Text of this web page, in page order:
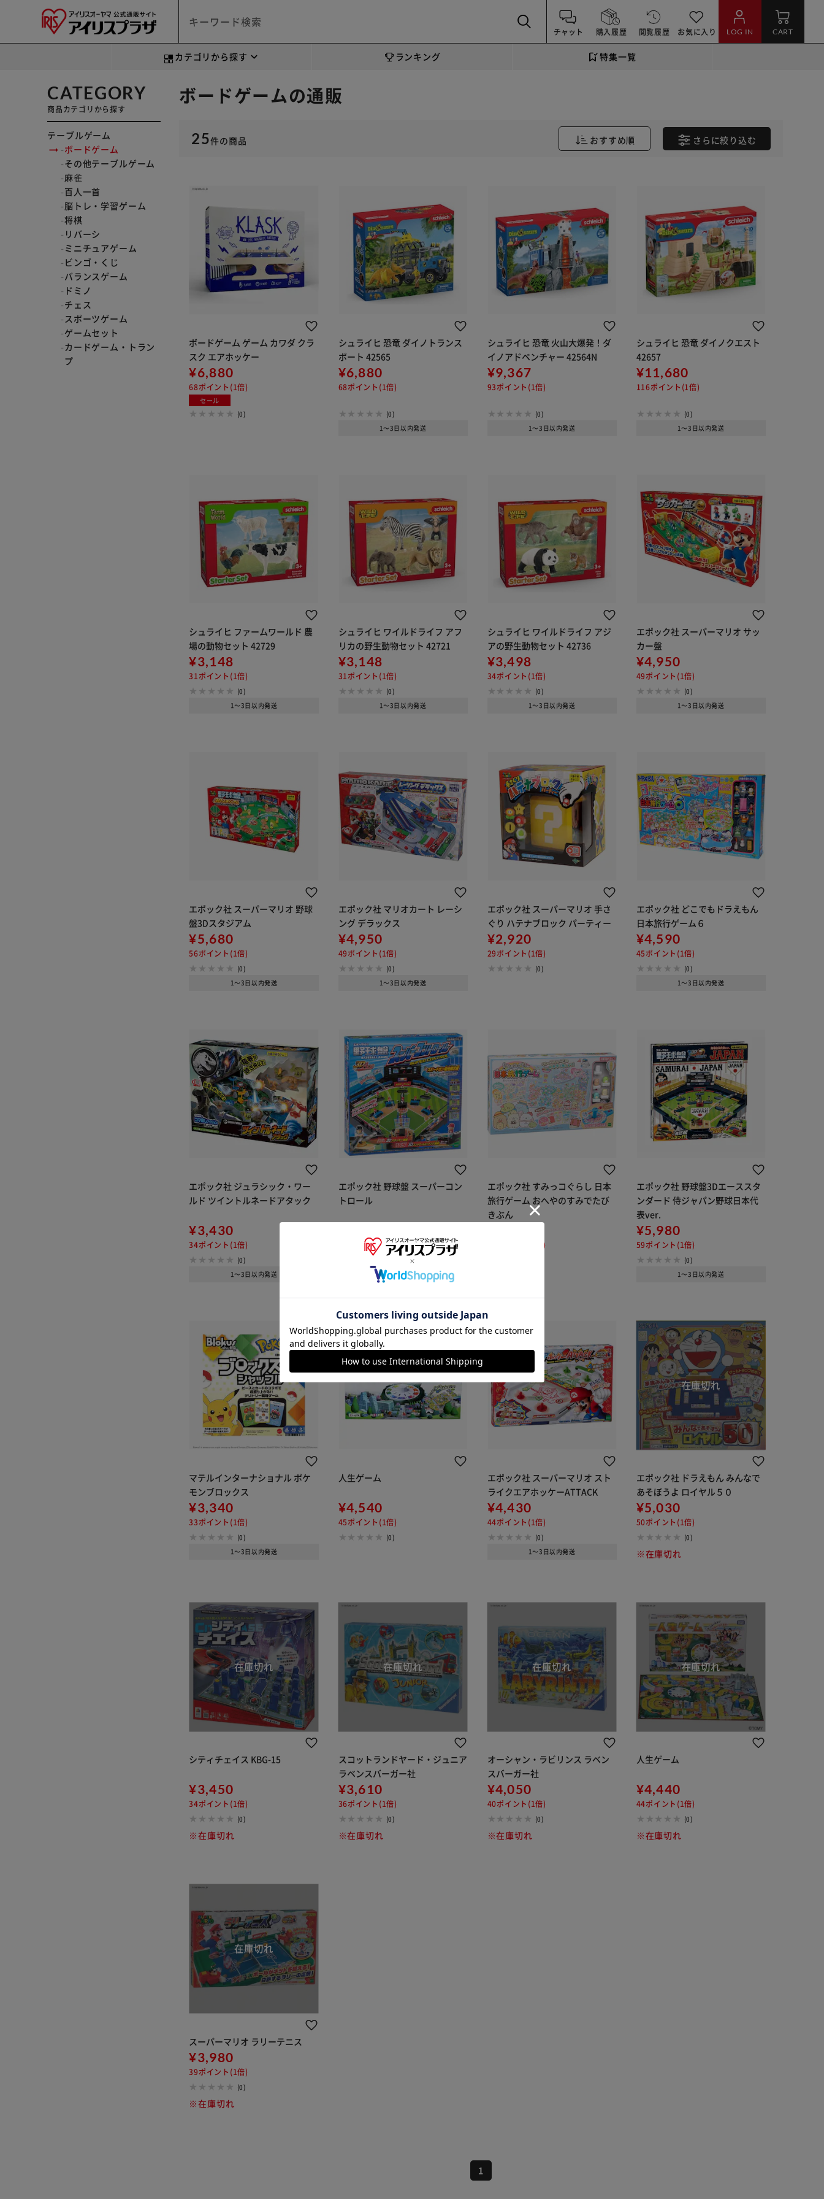
チャット 購入履歴 閲覧履歴 お気に入り LOG IN CART
カテゴリから探す ランキング 特集一覧
CATEGORY
商品カテゴリから探す
テーブルゲーム
ボードゲーム
その他テーブルゲーム
麻雀
百人一首
脳トレ・学習ゲーム
将棋
リバーシ
ミニチュアゲーム
ビンゴ・くじ
バランスゲーム
ドミノ
チェス
スポーツゲーム
ゲームセット
カードゲーム・トラン
プ
ボードゲームの通販
25件の商品 おすすめ順 さらに絞り込む
ボードゲーム ゲーム カワダ クラ
スク エアホッケー
¥6,880
68ポイント(1倍)
セール
(0)
シュライヒ 恐竜 ダイノトランス
ポート 42565
¥6,880
68ポイント(1倍)
(0)
1～3日以内発送
シュライヒ 恐竜 火山大爆発！ダ
イノアドベンチャー 42564N
¥9,367
93ポイント(1倍)
(0)
1～3日以内発送
シュライヒ 恐竜 ダイノクエスト
42657
¥11,680
116ポイント(1倍)
(0)
1～3日以内発送
シュライヒ ファームワールド 農
場の動物セット 42729
¥3,148
31ポイント(1倍)
(0)
1～3日以内発送
シュライヒ ワイルドライフ アフ
リカの野生動物セット 42721
¥3,148
31ポイント(1倍)
(0)
1～3日以内発送
シュライヒ ワイルドライフ アジ
アの野生動物セット 42736
¥3,498
34ポイント(1倍)
(0)
1～3日以内発送
エポック社 スーパーマリオ サッ
カー盤
¥4,950
49ポイント(1倍)
(0)
1～3日以内発送
エポック社 スーパーマリオ 野球
盤3Dスタジアム
¥5,680
56ポイント(1倍)
(0)
1～3日以内発送
エポック社 マリオカート レーシ
ング デラックス
¥4,950
49ポイント(1倍)
(0)
1～3日以内発送
エポック社 スーパーマリオ 手さ
ぐり ハテナブロック パーティー
¥2,920
29ポイント(1倍)
(0)
エポック社 どこでもドラえもん
日本旅行ゲーム６
¥4,590
45ポイント(1倍)
(0)
1～3日以内発送
エポック社 ジュラシック・ワー
ルド ツイントルネードアタック
¥3,430
34ポイント(1倍)
(0)
1～3日以内発送
エポック社 野球盤 スーパーコン
トロール
80ポイント(1倍)
1～3日以内発送
エポック社 すみっコぐらし 日本
旅行ゲーム おへやのすみでたび
きぶん
42ポイント(1倍)
エポック社 野球盤3Dエーススタ
ンダード 侍ジャパン野球日本代
表ver.
¥5,980
59ポイント(1倍)
(0)
1～3日以内発送
マテルインターナショナル ポケ
モンブロックス
¥3,340
33ポイント(1倍)
(0)
1～3日以内発送
人生ゲーム
¥4,540
45ポイント(1倍)
(0)
エポック社 スーパーマリオ スト
ライクエアホッケーATTACK
¥4,430
44ポイント(1倍)
(0)
1～3日以内発送
エポック社 ドラえもん みんなで
あそぼうよ ロイヤル５０
¥5,030
50ポイント(1倍)
(0)
※在庫切れ
シティチェイス KBG-15
¥3,450
34ポイント(1倍)
(0)
※在庫切れ
スコットランドヤード・ジュニア
ラベンスバーガー社
¥3,610
36ポイント(1倍)
(0)
※在庫切れ
オーシャン・ラビリンス ラベン
スバーガー社
¥4,050
40ポイント(1倍)
(0)
※在庫切れ
人生ゲーム
¥4,440
44ポイント(1倍)
(0)
※在庫切れ
スーパーマリオ ラリーテニス
¥3,980
39ポイント(1倍)
(0)
※在庫切れ
1
※ご確認ください